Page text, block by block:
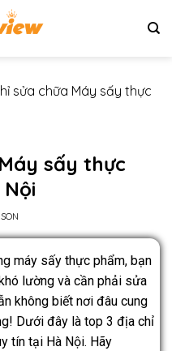
sửa chữa Máy sấy thực
sấy thực
máy sấy thực phẩm, bạn
lường và cần phải sửa
không biết nơi đâu cung
Dưới đây là top 3 địa chỉ
tín tại Hà Nội. Hãy